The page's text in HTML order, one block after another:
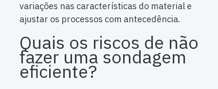
variações nas características do material e
ajustar os processos com antecedência.
Quais os riscos de não
fazer uma sondagem
eficiente?